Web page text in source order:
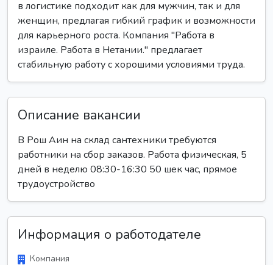
в логистике подходит как для мужчин, так и для
женщин, предлагая гибкий график и возможности
для карьерного роста. Компания "Работа в
израиле. Работа в Нетании." предлагает
стабильную работу с хорошими условиями труда.
Описание вакансии
В Рош Аин на склад сантехники требуются
работники на сбор заказов. Работа физическая, 5
дней в неделю 08:30-16:30 50 шек час, прямое
трудоустройство
Информация о работодателе
Компания